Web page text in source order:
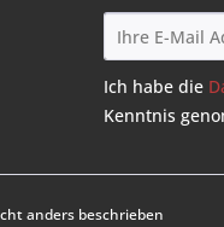
Ich habe die
Kenntnis
anders beschrieben